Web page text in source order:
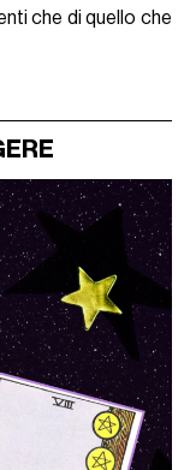
che di quello che